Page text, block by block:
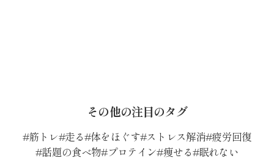
その他の注目のタグ
筋トレ 走る 体をほぐす ストレス解消 疲労回復
話題の食べ物 プロテイン 痩せる 眠れない